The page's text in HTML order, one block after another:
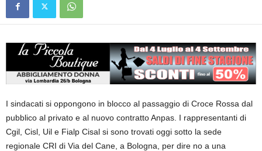
I sindacati si oppongono in blocco al passaggio di Croce Rossa dal
pubblico al privato e al nuovo contratto Anpas. I rappresentanti di
Cgil, Cisl, Uil e Fialp Cisal si sono trovati oggi sotto la sede
regionale CRI di Via del Cane, a Bologna, per dire no a una